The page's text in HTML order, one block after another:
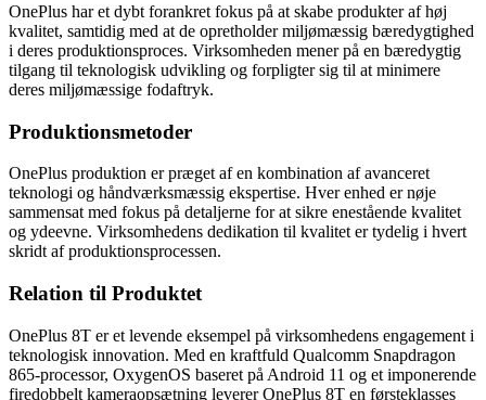
OnePlus har et dybt forankret fokus på at skabe produkter af høj
kvalitet, samtidig med at de opretholder miljømæssig bæredygtighed
i deres produktionsproces. Virksomheden mener på en bæredygtig
tilgang til teknologisk udvikling og forpligter sig til at minimere
deres miljømæssige fodaftryk.
Produktionsmetoder
OnePlus produktion er præget af en kombination af avanceret
teknologi og håndværksmæssig ekspertise. Hver enhed er nøje
sammensat med fokus på detaljerne for at sikre enestående kvalitet
og ydeevne. Virksomhedens dedikation til kvalitet er tydelig i hvert
skridt af produktionsprocessen.
Relation til Produktet
OnePlus 8T er et levende eksempel på virksomhedens engagement i
teknologisk innovation. Med en kraftfuld Qualcomm Snapdragon
865-processor, OxygenOS baseret på Android 11 og et imponerende
firedobbelt kameraopsætning leverer OnePlus 8T en førsteklasses